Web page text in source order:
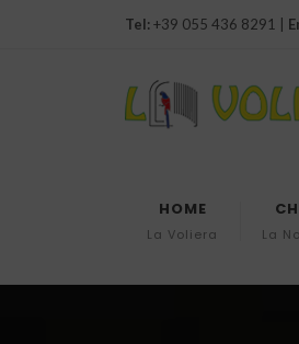
Tel:+39 055 436 8291 |
HOME
La Voliera La